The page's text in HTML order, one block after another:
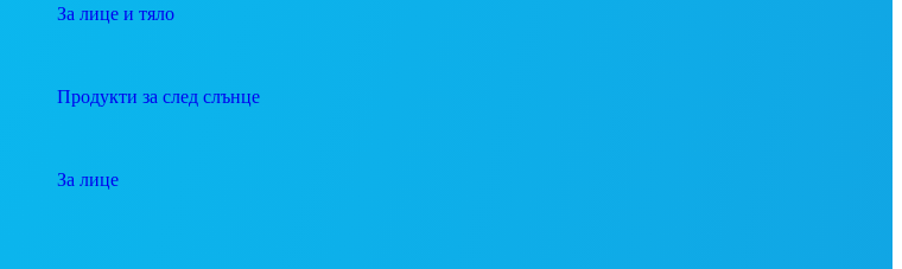
За лице и тяло
Продукти за след слънце
За лице